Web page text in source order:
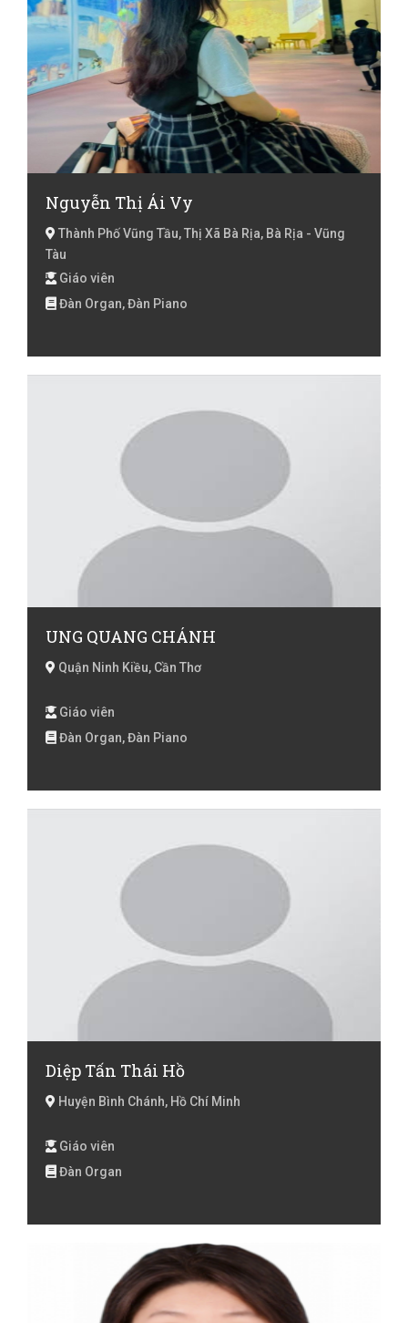
Nguyễn Thị Ái Vy
Thành Phố Vũng Tầu, Thị Xã Bà Rịa, Bà Rịa - Vũng
Tàu
Giáo viên
Đàn Organ, Đàn Piano
UNG QUANG CHÁNH
Quận Ninh Kiều, Cần Thơ
Giáo viên
Đàn Organ, Đàn Piano
Diệp Tấn Thái Hồ
Huyện Bình Chánh, Hồ Chí Minh
Giáo viên
Đàn Organ